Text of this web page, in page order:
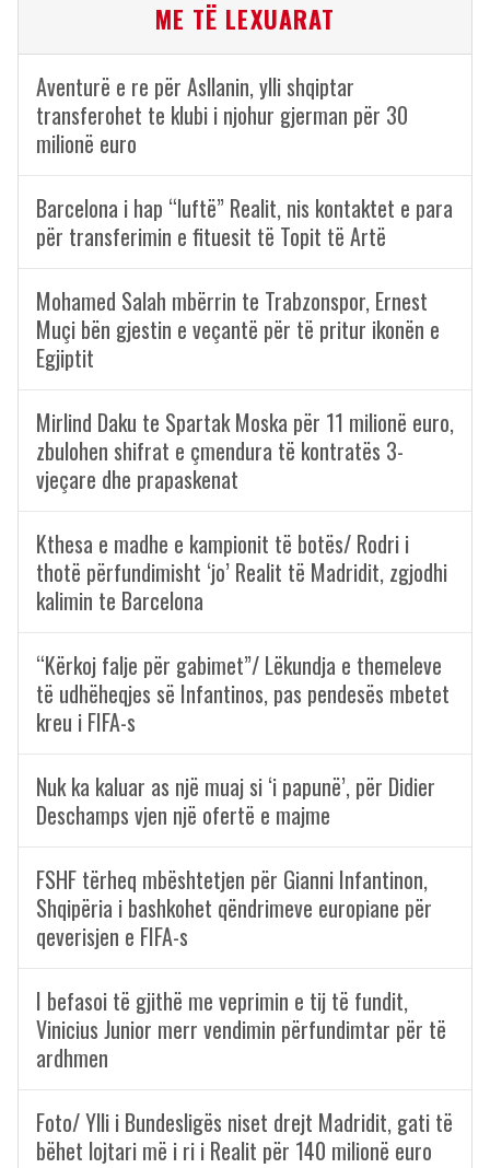
ME TË LEXUARAT
Aventurë e re për Asllanin, ylli shqiptar
transferohet te klubi i njohur gjerman për 30
milionë euro
Barcelona i hap “luftë” Realit, nis kontaktet e para
për transferimin e fituesit të Topit të Artë
Mohamed Salah mbërrin te Trabzonspor, Ernest
Muçi bën gjestin e veçantë për të pritur ikonën e
Egjiptit
Mirlind Daku te Spartak Moska për 11 milionë euro,
zbulohen shifrat e çmendura të kontratës 3-
vjeçare dhe prapaskenat
Kthesa e madhe e kampionit të botës/ Rodri i
thotë përfundimisht ‘jo’ Realit të Madridit, zgjodhi
kalimin te Barcelona
“Kërkoj falje për gabimet”/ Lëkundja e themeleve
të udhëheqjes së Infantinos, pas pendesës mbetet
kreu i FIFA-s
Nuk ka kaluar as një muaj si ‘i papunë’, për Didier
Deschamps vjen një ofertë e majme
FSHF tërheq mbështetjen për Gianni Infantinon,
Shqipëria i bashkohet qëndrimeve europiane për
qeverisjen e FIFA-s
I befasoi të gjithë me veprimin e tij të fundit,
Vinicius Junior merr vendimin përfundimtar për të
ardhmen
Foto/ Ylli i Bundesligës niset drejt Madridit, gati të
bëhet lojtari më i ri i Realit për 140 milionë euro